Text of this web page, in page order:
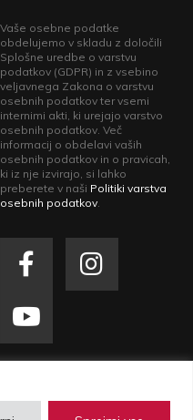
Vaše osebne podatke
obdelujemo v skladu z določili
Splošne uredbe o varstvu
podatkov (GDPR) in z vsebino
veljavnega Zakona o varstvu
osebnih podatkov ter vsemi
internimi akti, ki urejajo varstvo
osebnih podatkov. Več
informacij o obdelavi vaših
osebnih podatkov in o pravicah,
ki iz nje izvirajo, si lahko
preberete v naši Politiki varstva
osebnih podatkov.
IT